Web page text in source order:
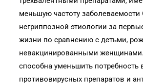
меньшую частоту
негриппозной этиологии за
жизни по сравнению с детьми,
невакцинированными
способна уменьшить потребность
противовирусных препаратов и